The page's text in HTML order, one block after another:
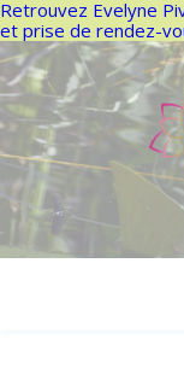
Retrouvez Evelyne
et prise de rendez-